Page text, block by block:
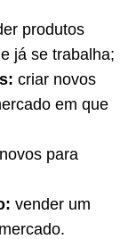
produtos
já se trabalha;
criar novos
em que
para
vender um